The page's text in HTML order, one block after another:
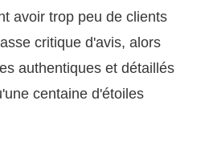
avoir trop peu de clients
critique d'avis, alors
authentiques et détaillés
centaine d'étoiles